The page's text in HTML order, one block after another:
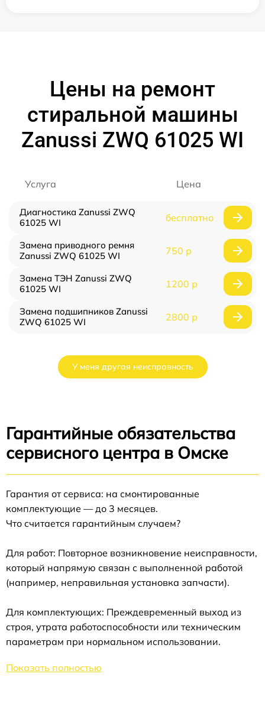
Цены на ремонт
стиральной машины
Zanussi ZWQ 61025 WI
Услуга Цена
Диагностика Zanussi ZWQ
61025 WI
бесплатно
Замена приводного ремня
Zanussi ZWQ 61025 WI
750 р
Замена ТЭН Zanussi ZWQ
61025 WI
1200 р
Замена подшипников Zanussi
ZWQ 61025 WI
2800 р
У меня другая неисправность
Гарантийные обязательства
сервисного центра в Омске
Гарантия от сервиса: на смонтированные
комплектующие — до 3 месяцев.
Что считается гарантийным случаем?
Для работ: Повторное возникновение неисправности,
который напрямую связан с выполненной работой
(например, неправильная установка запчасти).
Для комплектующих: Преждевременный выход из
строя, утрата работоспособности или техническим
параметрам при нормальном использовании.
Показать полностью